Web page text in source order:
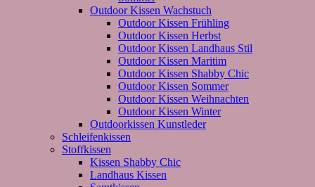
Outdoor Kissen Wachstuch
Outdoor Kissen Frühling
Outdoor Kissen Herbst
Outdoor Kissen Landhaus Stil
Outdoor Kissen Maritim
Outdoor Kissen Shabby Chic
Outdoor Kissen Sommer
Outdoor Kissen Weihnachten
Outdoor Kissen Winter
Outdoorkissen Kunstleder
Schleifenkissen
Stoffkissen
Kissen Shabby Chic
Landhaus Kissen